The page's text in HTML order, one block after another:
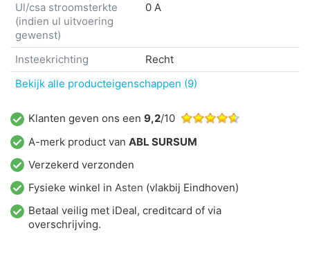
Ul/csa stroomsterkte
(indien ul uitvoering
gewenst)
0 A
Insteekrichting
Recht
Bekijk alle producteigenschappen (9)
Klanten geven ons een 9,2/10
A-merk product van ABL SURSUM
Verzekerd verzonden
Fysieke winkel in Asten (vlakbij Eindhoven)
Betaal veilig met iDeal, creditcard of via
overschrijving.